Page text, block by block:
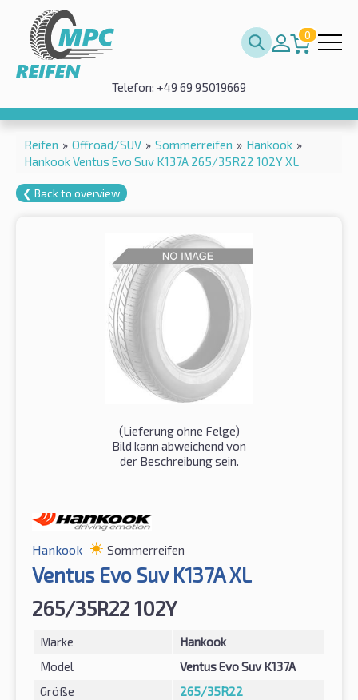
0
Telefon: +49 69 95019669
Reifen » Offroad/SUV » Sommerreifen » Hankook »
Hankook Ventus Evo Suv K137A 265/35R22 102Y XL
❮ Back to overview
(Lieferung ohne Felge)
Bild kann abweichend von
der Beschreibung sein.
Hankook Sommerreifen
Ventus Evo Suv K137A XL
265/35R22 102Y
Marke
Hankook
Model
Ventus Evo Suv K137A
Größe
265/35R22